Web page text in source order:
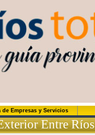
de Empresas y Servicios
Entre Ríos